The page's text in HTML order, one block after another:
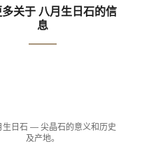
关于 八月生日石的信
息
生日石 — 尖晶石的意义和历史
及产地。